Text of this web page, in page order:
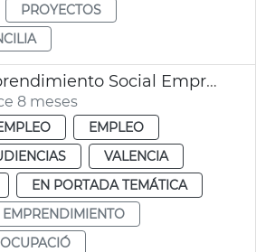
PROYECTOS
Premios Emprendimiento Social Emprendedores Riada 2025
8 meses
EMPLEO
VALENCIA
EN PORTADA TEMÁTICA
EMPRENDIMIENTO
OCUPACIÓ